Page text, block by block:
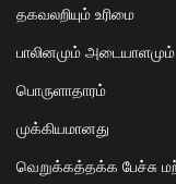
தகவலறியும் உரிமை
பாலினமும் அடையாளமும்
பொருளாதாரம்
முக்கியமானது
வெறுக்கத்தக்க பேச்சு